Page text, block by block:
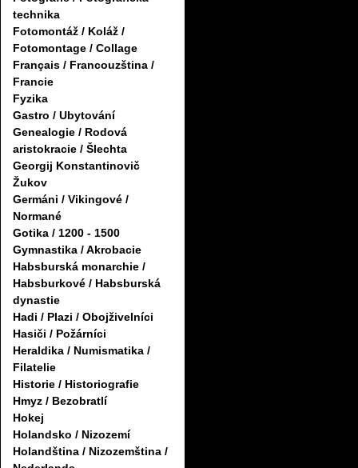
technika
Fotomontáž / Koláž /
Fotomontage / Collage
Français / Francouzština /
Francie
Fyzika
Gastro / Ubytování
Genealogie / Rodová
aristokracie / Šlechta
Georgij Konstantinovič
Žukov
Germáni / Vikingové /
Normané
Gotika / 1200 - 1500
Gymnastika / Akrobacie
Habsburská monarchie /
Habsburkové / Habsburská
dynastie
Hadi / Plazi / Obojživelníci
Hasiči / Požárníci
Heraldika / Numismatika /
Filatelie
Historie / Historiografie
Hmyz / Bezobratlí
Hokej
Holandsko / Nizozemí
Holandština / Nizozemština /